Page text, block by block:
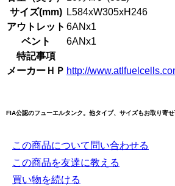
サイズ(mm) L584xW305xH246
アウトレット 6ANx1
ベント
6ANx1
特記事項
メーカーＨＰ http://
FIA公認のフューエルタンク。他タイプ、サイズもお取り寄
この商品について問い合わせる
この商品を友達に教える
買い物を続ける